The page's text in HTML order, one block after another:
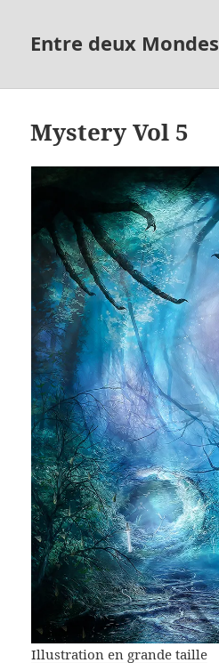
Entre deux Mondes
Mystery Vol 5
Illustration en grande taille